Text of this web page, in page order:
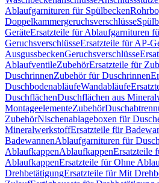
Ablaufgarnituren für Spülbecken
Doppelkammergeruchsverschlüsse
GeräteErsatzteile für Ablaufgarnituren
GeruchsverschlüsseErsatzteile für AP-
AusgussbeckenGeruchsverschlüsse
AblaufventileZubehörErsatzteile für
DuschrinnenZubehör für Duschrinnen
DuschbodenabläufeWandabläufe
DuschflächenDuschflächen aus
MontageelementeZubehör
ZubehörNischenablageboxen für
MineralwerkstoffErsatzteile für
BadewannenAblaufgarnituren für
AblaufkappenAblaufkappenErsatzteile
AblaufkappenErsatzteile für Ohne
DrehbetätigungErsatzteile für Mit